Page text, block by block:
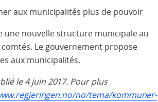
aux municipalités plus de pouvoir
une nouvelle structure municipale au
Le gouvernement propose
aux municipalités.
le 4 juin 2017. Pour plus
no/tema/kommuner-